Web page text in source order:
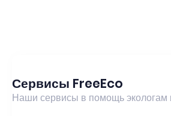
Сервисы FreeEco
Наши сервисы в помощь экологам